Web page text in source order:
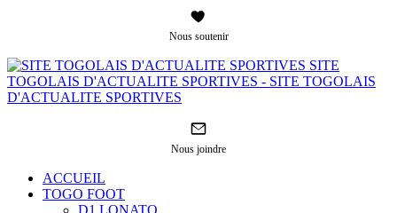
Nous soutenir
SITE
TOGOLAIS D'ACTUALITE SPORTIVES - SITE TOGOLAIS
D'ACTUALITE SPORTIVES
Nous joindre
ACCUEIL
TOGO FOOT
D1 LONATO